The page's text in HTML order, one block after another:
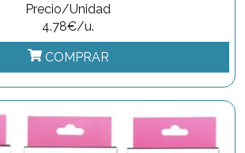
Precio/Unidad
4.78€/u.
COMPRAR